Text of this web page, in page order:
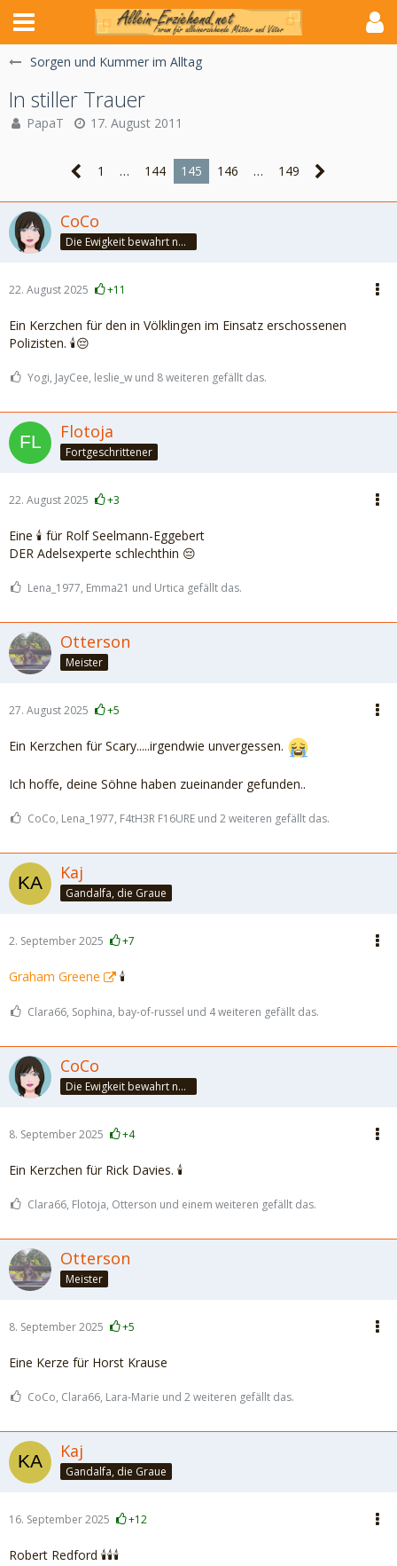
Sorgen und Kummer im Alltag
In stiller Trauer
PapaT 17. August 2011
1 … 144 145 146 … 149
CoCo
Die Ewigkeit bewahrt nur die Liebe, weil sie von gleicher Natur ist. ~Khalil Gibran~
22. August 2025 +11
Ein Kerzchen für den in Völklingen im Einsatz erschossenen
Polizisten. 🕯️😔
Yogi, JayCee, leslie_w und 8 weiteren gefällt das.
Flotoja
Fortgeschrittener
22. August 2025 +3
Eine 🕯️ für Rolf Seelmann-Eggebert
DER Adelsexperte schlechthin 😔
Lena_1977, Emma21 und Urtica gefällt das.
Otterson
Meister
27. August 2025 +5
Ein Kerzchen für Scary.....irgendwie unvergessen.
Ich hoffe, deine Söhne haben zueinander gefunden..
CoCo, Lena_1977, F4tH3R F16URE und 2 weiteren gefällt das.
Kaj
Gandalfa, die Graue
2. September 2025 +7
Graham Greene 🕯️
Clara66, Sophina, bay-of-russel und 4 weiteren gefällt das.
CoCo
Die Ewigkeit bewahrt nur die Liebe, weil sie von gleicher Natur ist. ~Khalil Gibran~
8. September 2025 +4
Ein Kerzchen für Rick Davies. 🕯
Clara66, Flotoja, Otterson und einem weiteren gefällt das.
Otterson
Meister
8. September 2025 +5
Eine Kerze für Horst Krause
CoCo, Clara66, Lara-Marie und 2 weiteren gefällt das.
Kaj
Gandalfa, die Graue
16. September 2025 +12
Robert Redford 🕯️🕯️🕯️